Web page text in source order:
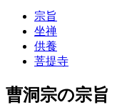
宗旨
坐禅
供養
菩提寺
曹洞宗の宗旨